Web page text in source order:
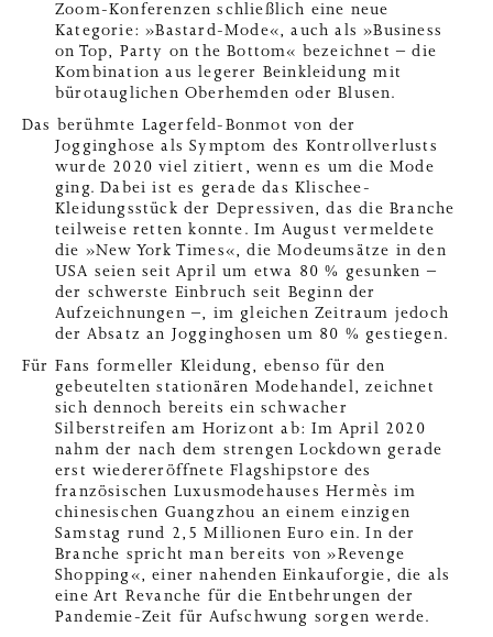
Zoom-Konferenzen schließlich eine neue
Kategorie: »Bastard-Mode«, auch als »Business
on Top, Party on the Bottom« bezeichnet – die
Kombination aus legerer Beinkleidung mit
bürotauglichen Oberhemden oder Blusen.
Das berühmte Lagerfeld-Bonmot von der
Jogginghose als Symptom des Kontrollverlusts
wurde 2020 viel zitiert, wenn es um die Mode
ging. Dabei ist es gerade das Klischee-
Kleidungsstück der Depressiven, das die Branche
teilweise retten konnte. Im August vermeldete
die »New York Times«, die Modeumsätze in den
USA seien seit April um etwa 80 % gesunken –
der schwerste Einbruch seit Beginn der
Aufzeichnungen –, im gleichen Zeitraum jedoch
der Absatz an Jogginghosen um 80 % gestiegen.
Für Fans formeller Kleidung, ebenso für den
gebeutelten stationären Modehandel, zeichnet
sich dennoch bereits ein schwacher
Silberstreifen am Horizont ab: Im April 2020
nahm der nach dem strengen Lockdown gerade
erst wiedereröffnete Flagshipstore des
französischen Luxusmodehauses Hermès im
chinesischen Guangzhou an einem einzigen
Samstag rund 2,5 Millionen Euro ein. In der
Branche spricht man bereits von »Revenge
Shopping«, einer nahenden Einkauforgie, die als
eine Art Revanche für die Entbehrungen der
Pandemie-Zeit für Aufschwung sorgen werde.